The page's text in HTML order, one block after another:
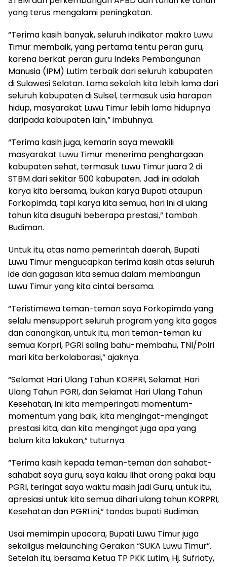
yang terus mengalami peningkatan.
“Terima kasih banyak, seluruh indikator makro Luwu
Timur membaik, yang pertama tentu peran guru,
karena berkat peran guru Indeks Pembangunan
Manusia (IPM) Lutim terbaik dari seluruh kabupaten
di Sulawesi Selatan. Lama sekolah kita lebih lama dari
seluruh kabupaten di Sulsel, termasuk usia harapan
hidup, masyarakat Luwu Timur lebih lama hidupnya
daripada kabupaten lain,” imbuhnya.
“Terima kasih juga, kemarin saya mewakili
masyarakat Luwu Timur menerima penghargaan
kabupaten sehat, termasuk Luwu Timur juara 2 di
STBM dari sekitar 500 kabupaten. Jadi ini adalah
karya kita bersama, bukan karya Bupati ataupun
Forkopimda, tapi karya kita semua, hari ini di ulang
tahun kita disuguhi beberapa prestasi,” tambah
Budiman.
Untuk itu, atas nama pemerintah daerah, Bupati
Luwu Timur mengucapkan terima kasih atas seluruh
ide dan gagasan kita semua dalam membangun
Luwu Timur yang kita cintai bersama.
“Teristimewa teman-teman saya Forkopimda yang
selalu mensupport seluruh program yang kita gagas
dan canangkan, untuk itu, mari teman-teman ku
semua Korpri, PGRI saling bahu-membahu, TNI/Polri
mari kita berkolaborasi,” ajaknya.
“Selamat Hari Ulang Tahun KORPRI, Selamat Hari
Ulang Tahun PGRI, dan Selamat Hari Ulang Tahun
Kesehatan, ini kita memperingati momentum-
momentum yang baik, kita mengingat-mengingat
prestasi kita, dan kita mengingat juga apa yang
belum kita lakukan,” tuturnya.
“Terima kasih kepada teman-teman dan sahabat-
sahabat saya guru, saya kalau lihat orang pakai baju
PGRI, teringat saya waktu masih jadi Guru, untuk itu,
apresiasi untuk kita semua dihari ulang tahun KORPRI,
Kesehatan dan PGRI ini,” tandas bupati Budiman.
Usai memimpin upacara, Bupati Luwu Timur juga
sekaligus melaunching Gerakan “SUKA Luwu Timur”.
Setelah itu, bersama Ketua TP PKK Lutim, Hj. Sufriaty,